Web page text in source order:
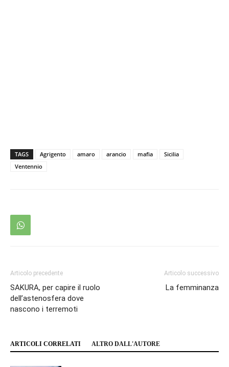
TAGS Agrigento amaro arancio mafia
Sicilia
Ventennio
Articolo precedente
SAKURA, per capire il ruolo
dell’astenosfera dove
nascono i terremoti
Articolo successivo
La femminanza
ARTICOLI CORRELATI ALTRO DALL'AUTORE